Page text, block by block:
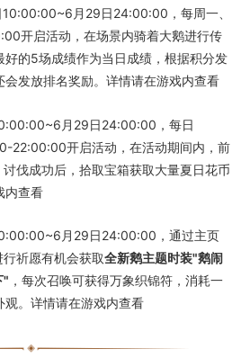
10:00:00~6月29日24:00:00，每周一、
开启活动，在场景内骑着大鹅进行传
的5场成绩作为当日成绩，根据积分发
发放排名奖励。详情请在游戏内查看
月29日24:00:00，每日
22:00:00开启活动，在活动期间内，前
伐成功后，拾取宝箱获取大量夏日花币
内查看
月29日24:00:00，通过主页
祈愿有机会获取全新鹅主题时装"鹅闹
" ，每次召唤可获得万象织锦符，消耗一
观。详情请在游戏内查看